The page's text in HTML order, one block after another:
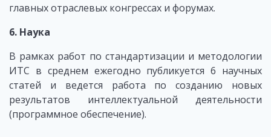
главных отраслевых конгрессах и форумах.
6. Наука
В рамках работ по стандартизации и методологии
ИТС в среднем ежегодно публикуется 6 научных
статей и ведется работа по созданию новых
результатов интеллектуальной деятельности
(программное обеспечение).